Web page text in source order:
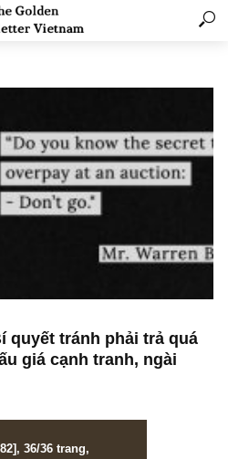
Bí quyết tránh phải trả